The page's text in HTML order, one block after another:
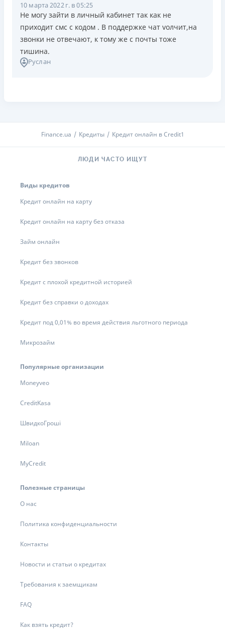
10 марта 2022 г. в 05:25
Не могу зайти в личный кабинет так как не
приходит смс с кодом . В поддержке чат vолчит,на
звонки не отвечают, к тому же с почты тоже
тишина.
Руслан
Finance.ua Кредиты Кредит онлайн в Credit1
ЛЮДИ ЧАСТО ИЩУТ
Виды кредитов
Кредит онлайн на карту
Кредит онлайн на карту без отказа
Займ онлайн
Кредит без звонков
Кредит с плохой кредитной историей
Кредит без справки о доходах
Кредит под 0,01% во время действия льготного периода
Микрозайм
Популярные организации
Moneyveo
CreditKasa
ШвидкоГроші
Miloan
MyCredit
Полезные страницы
О нас
Политика конфиденциальности
Контакты
Новости и статьи о кредитах
Требования к заемщикам
FAQ
Как взять кредит?